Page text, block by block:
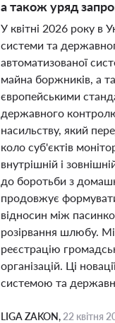
а також уряд
У квітні 2026 року в
системи та
автоматизованої
майна боржників, а
європейськими
державного
насильству, який
коло суб'єктів
внутрішній і
до боротьби з
продовжує
відносин між
розірвання шлюбу.
реєстрацію
організацій. Ці
системою та
LIGA ZAKON, 22 квітня